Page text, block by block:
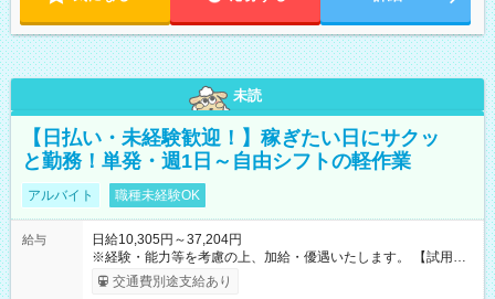
未読
【日払い・未経験歓迎！】稼ぎたい日にサクッ
と勤務！単発・週1日～自由シフトの軽作業
アルバイト 職種未経験OK
給与
日給10,305円～37,204円
※経験・能力等を考慮の上、加給・優遇いたします。 【試用期
間】試用期間なし
交通費別途支給あり